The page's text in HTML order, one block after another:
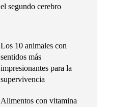
el segundo cerebro
Los 10 animales con
sentidos más
impresionantes para la
supervivencia
Alimentos con vitamina